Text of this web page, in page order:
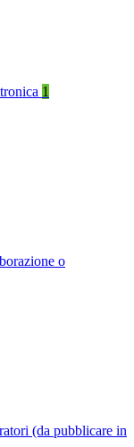
1
o
(da pubblicare in